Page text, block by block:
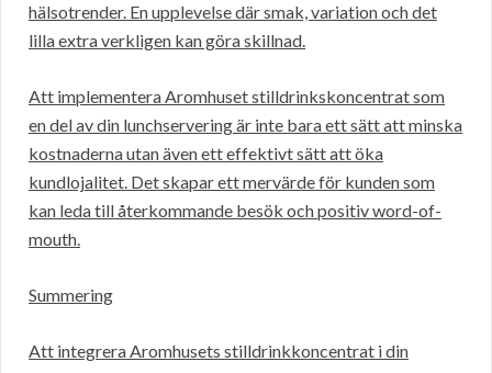
hälsotrender. En upplevelse där smak, variation och det
lilla extra verkligen kan göra skillnad.
Att implementera Aromhuset stilldrinkskoncentrat som
en del av din lunchservering är inte bara ett sätt att minska
kostnaderna utan även ett effektivt sätt att öka
kundlojalitet. Det skapar ett mervärde för kunden som
kan leda till återkommande besök och positiv word-of-
mouth.
Summering
Att integrera Aromhusets stilldrinkkoncentrat i din